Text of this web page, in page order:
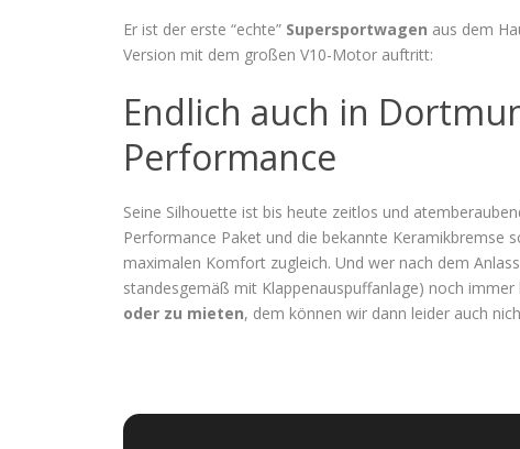
Er ist der erste “echte” Supersportwagen aus dem
Version mit dem großen V10-Motor auftritt:
Endlich auch in
Performance
Seine Silhouette ist bis heute zeitlos und
Performance Paket und die bekannte Keramikbremse
maximalen Komfort zugleich. Und wer nach dem
standesgemäß mit Klappenauspuffanlage) noch
oder zu mieten, dem können wir dann leider auch